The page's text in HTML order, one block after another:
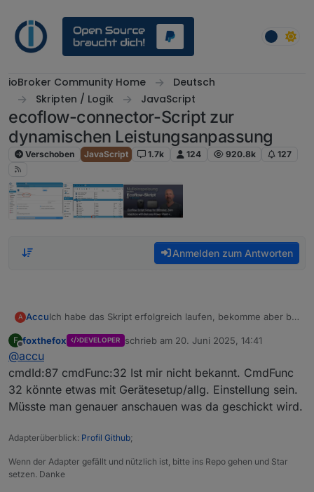
ioBroker Community Home
Deutsch
Skripten / Logik
JavaScript
ecoflow-connector-Script zur
dynamischen Leistungsanpassung
Verschoben JavaScript 1.7k 124 920.8k 127
Anmelden zum Antworten
A AccuIch habe das Skript erfolgreich laufen, bekomme aber bei
angezeigt: „ Nicht definierter cmd_func-Wert. [Laufband]
Das ärgerliche ist dass der Plug voll Power von der
Eigentlich sollte doch das Skript die SPs regulieren
dachte ich?
F foxthefox DEVELOPER schrieb am 20. Juni 2025, 14:41
zuletzt editiert von
@accu
cmdId:87 cmdFunc:32 Ist mir nicht bekannt. CmdFunc
32 könnte etwas mit Gerätesetup/allg. Einstellung sein.
Müsste man genauer anschauen was da geschickt wird.
Adapterüberblick: Profil Github;
Wenn der Adapter gefällt und nützlich ist, bitte ins Repo gehen und Star
setzen. Danke